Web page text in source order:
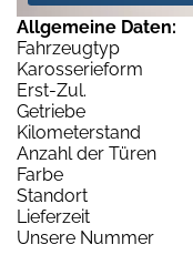
Allgemeine Daten:
Fahrzeugtyp
Karosserieform
Erst-Zul.
Getriebe
Kilometerstand
Anzahl der Türen
Farbe
Standort
Lieferzeit
Unsere Nummer